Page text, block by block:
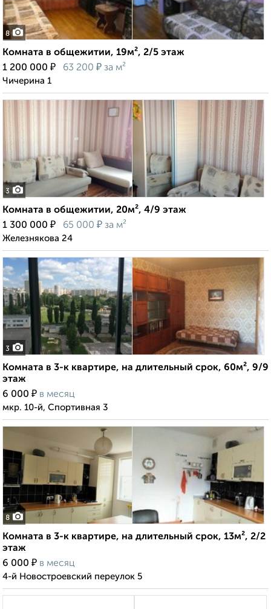
8
Комната в общежитии, 19м², 2/5 этаж
1 200 000 ₽ 63 200 ₽ за м²
Чичерина 1
3
Комната в общежитии, 20м², 4/9 этаж
1 300 000 ₽ 65 000 ₽ за м²
Железнякова 24
3
Комната в 3-к квартире, на длительный срок, 60м², 9/9
этаж
6 000 ₽ в месяц
мкр. 10-й, Спортивная 3
8
Комната в 3-к квартире, на длительный срок, 13м², 2/2
этаж
6 000 ₽ в месяц
4-й Новостроевский переулок 5